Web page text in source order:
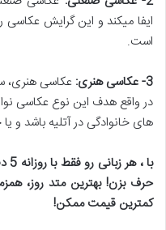
ایفا میکند و این گرایش عکاسی
است.
3- عکاسی هنری: عکاسی هنری،
در واقع هدف این نوع عکاسی
های خانوادگی در آتلیه باشد
حرف بزن! بهترین متد روز،
کمترین قیمت ممکن!